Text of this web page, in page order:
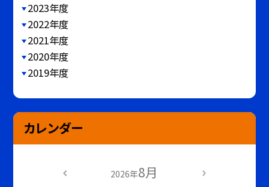
2023年度
2022年度
2021年度
2020年度
2019年度
カレンダー
2026年8月